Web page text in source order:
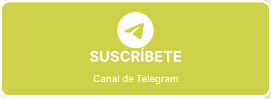
SUSCRÍBETE
Canal de Telegram